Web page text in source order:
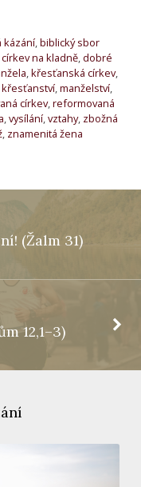
kázání,biblický sbor
církev na kladně,dobré
,křesťanská církev,
křesťanství,manželství,
církev,reformovaná
,vysílání,vztahy, zbožná
, znamenitá žena
(Žalm 31)
12,1–3)